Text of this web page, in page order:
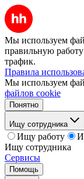
Мы используем
правильную работу
трафик.
Правила
Мы используем
файлов cookie
Понятно
Ищу сотрудника
Ищу работу
Ищу сотрудника
Сервисы
Помощь